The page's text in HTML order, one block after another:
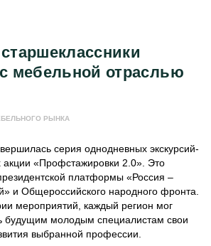
мебельной отраслью
РЫНКА
серия однодневных экскурсий-
акции «Профстажировки 2.0». Это
платформы «Россия –
и Общероссийского народного фронта.
мероприятий, каждый регион мог
будущим молодым специалистам свои
выбранной профессии.